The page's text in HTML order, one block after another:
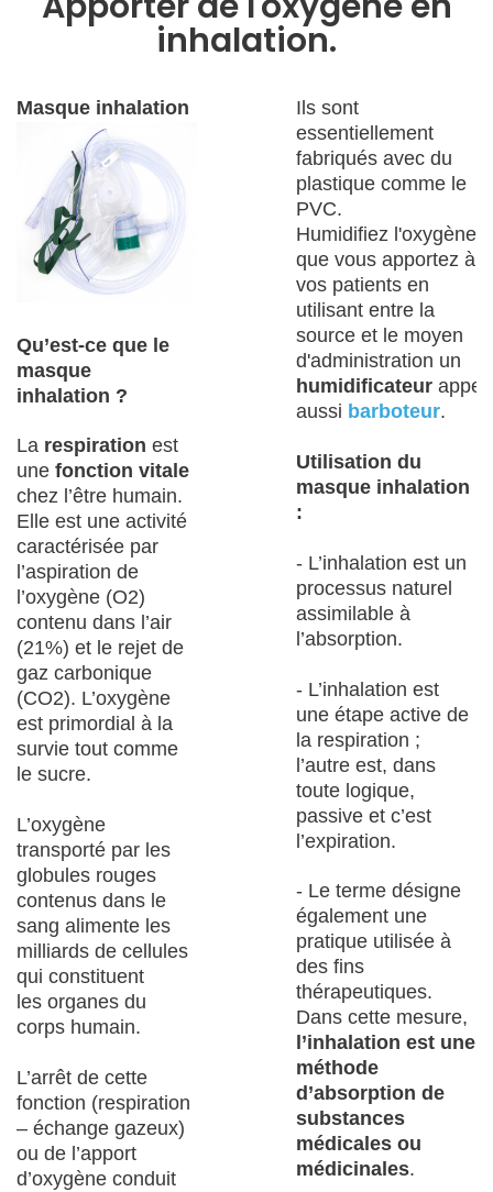
inhalation.
Masque inhalation
Qu’est-ce que le
masque
inhalation ?
La respiration est
une fonction vitale
chez l’être humain.
Elle est une activité
caractérisée par
l’aspiration de
l’oxygène (O2)
contenu dans l’air
(21%) et le rejet de
gaz carbonique
(CO2). L’oxygène
est primordial à la
survie tout comme
le sucre.
L’oxygène
transporté par les
globules rouges
contenus dans le
sang alimente les
milliards de cellules
qui constituent
les organes du
corps humain.
L’arrêt de cette
fonction (respiration
– échange gazeux)
ou de l’apport
d’oxygène conduit
Ils sont
essentiellement
fabriqués avec du
plastique comme le
PVC.
Humidifiez l'oxygène
que vous apportez à
vos patients en
utilisant entre la
source et le moyen
d'administration un
humidificateur
aussi barboteur.
Utilisation du
masque inhalation
:
- L’inhalation est un
processus naturel
assimilable à
l’absorption.
- L’inhalation est
une étape active de
la respiration ;
l’autre est, dans
toute logique,
passive et c’est
l’expiration.
- Le terme désigne
également une
pratique utilisée à
des fins
thérapeutiques.
Dans cette mesure,
l’inhalation est une
méthode
d’absorption de
substances
médicales ou
médicinales.